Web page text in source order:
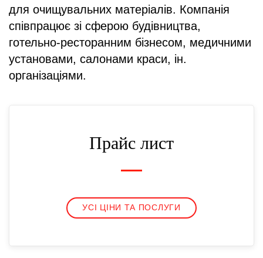
для очищувальних матеріалів. Компанія
співпрацює зі сферою будівництва,
готельно-ресторанним бізнесом, медичними
установами, салонами краси, ін.
організаціями.
Прайс лист
УСІ ЦІНИ ТА ПОСЛУГИ